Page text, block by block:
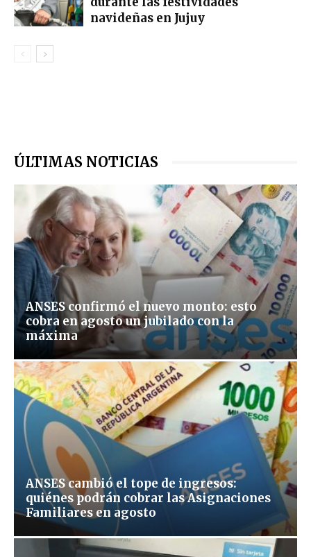
navideñas en Jujuy
ÚLTIMAS NOTICIAS
ANSES confirmó el nuevo monto: esto
cobra en agosto un jubilado con la
máxima
ANSES cambió el tope de ingresos:
quiénes podrán cobrar las Asignaciones
Familiares en agosto